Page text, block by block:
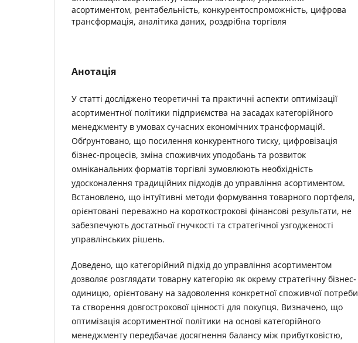
асортиментом, рентабельність, конкурентоспроможність, цифрова
трансформація, аналітика даних, роздрібна торгівля
Анотація
У статті досліджено теоретичні та практичні аспекти оптимізації
асортиментної політики підприємства на засадах категорійного
менеджменту в умовах сучасних економічних трансформацій.
Обґрунтовано, що посилення конкурентного тиску, цифровізація
бізнес-процесів, зміна споживчих уподобань та розвиток
омніканальних форматів торгівлі зумовлюють необхідність
удосконалення традиційних підходів до управління асортиментом.
Встановлено, що інтуїтивні методи формування товарного портфеля,
орієнтовані переважно на короткострокові фінансові результати, не
забезпечують достатньої гнучкості та стратегічної узгодженості
управлінських рішень.
Доведено, що категорійний підхід до управління асортиментом
дозволяє розглядати товарну категорію як окрему стратегічну бізнес-
одиницю, орієнтовану на задоволення конкретної споживчої потреби
та створення довгострокової цінності для покупця. Визначено, що
оптимізація асортиментної політики на основі категорійного
менеджменту передбачає досягнення балансу між прибутковістю,